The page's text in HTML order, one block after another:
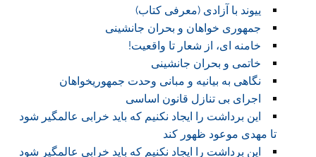
ییوند با آزادی (معرفی کتاب)
جمهوری خواهان و بحران جانشینی
خامنه ای، از شعار تا واقعیت!
خاتمی و بحران جانشینی
نگاهی به بیانیه و مبانی وحدت جمهوریخواهان
اجرای بی تنازل قانون اساسی
این برداشت را ایجاد نکنیم که باید خرابی عالمگیر شود
تا مهدی موعود ظهور کند
این برداشت را ایجاد نکنیم که باید خرابی عالمگیر شود